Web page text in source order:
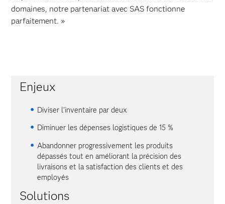
domaines, notre partenariat avec SAS fonctionne
parfaitement. »
Enjeux
Diviser l’inventaire par deux
Diminuer les dépenses logistiques de 15 %
Abandonner progressivement les produits
dépassés tout en améliorant la précision des
livraisons et la satisfaction des clients et des
employés
Solutions